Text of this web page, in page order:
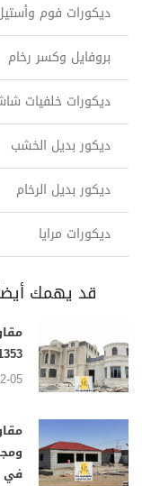
ديكورات فوم
بروفايل وكسر رخام
ديكورات خلفيات
ديكور بديل الخشب
ديكور بديل الرخام
ديكورات مرايا
قد يهمك
0545791353
في